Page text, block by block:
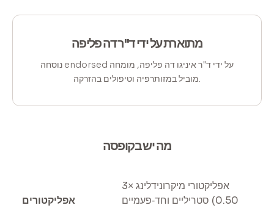
מתוארת על ידי ד"ר דה פליפה
נוסחה endorsed על ידי ד"ר איניגו דה פליפה, מומחה
מוביל במזותרפיה וטיפולים בהזרקה.
מה יש בקופסה
אפליקטורים
3× אפליקטורי מיקרונידלינג
סטריליים וחד‑פעמיים (0.50